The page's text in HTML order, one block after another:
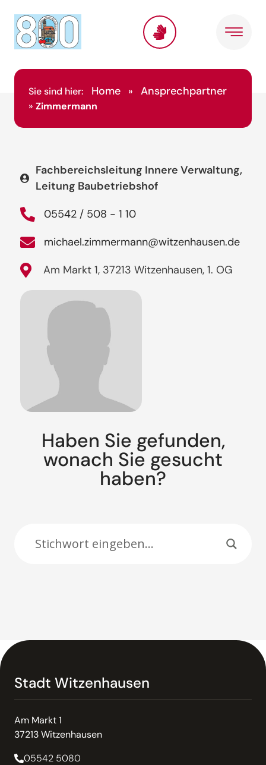
Sie sind hier: Home » Ansprechpartner
» Zimmermann
Fachbereichsleitung Innere Verwaltung,
Leitung Baubetriebshof
05542 / 508 - 1 10
michael.zimmermann@witzenhausen.de
Am Markt 1, 37213 Witzenhausen, 1. OG
Haben Sie gefunden,
wonach Sie gesucht
haben?
Stadt Witzenhausen
Am Markt 1
37213 Witzenhausen
05542 5080